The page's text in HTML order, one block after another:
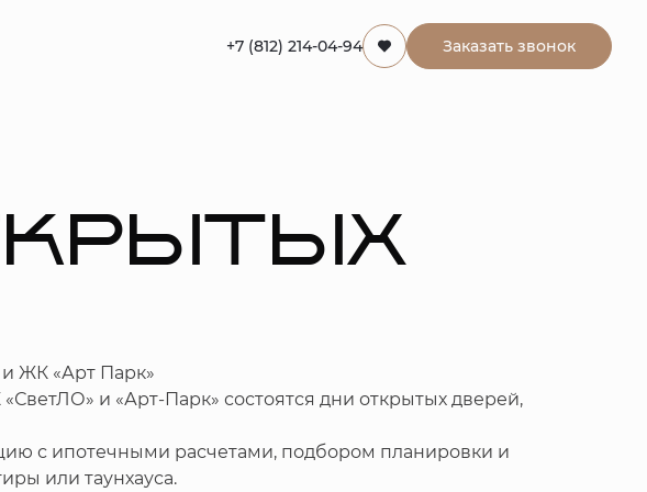
+7 (812) 214-04-94 Заказать звонок
ЖК «Арт Парк»
и «Арт-Парк» состоятся дни открытых дверей,
с ипотечными расчетами, подбором планировки и
или таунхауса.